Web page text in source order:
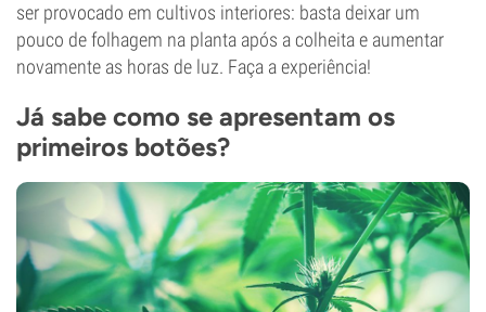
ser provocado em cultivos interiores: basta deixar um
pouco de folhagem na planta após a colheita e aumentar
novamente as horas de luz. Faça a experiência!
Já sabe como se apresentam os
primeiros botões?